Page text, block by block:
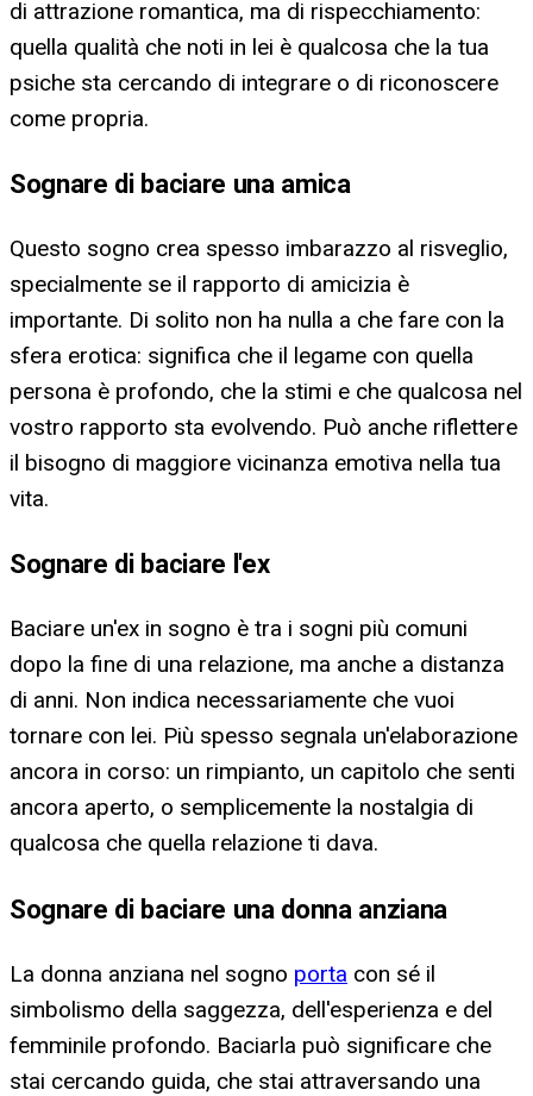
di attrazione romantica, ma di rispecchiamento:
quella qualità che noti in lei è qualcosa che la tua
psiche sta cercando di integrare o di riconoscere
come propria.
Sognare di baciare una amica
Questo sogno crea spesso imbarazzo al risveglio,
specialmente se il rapporto di amicizia è
importante. Di solito non ha nulla a che fare con la
sfera erotica: significa che il legame con quella
persona è profondo, che la stimi e che qualcosa nel
vostro rapporto sta evolvendo. Può anche riflettere
il bisogno di maggiore vicinanza emotiva nella tua
vita.
Sognare di baciare l'ex
Baciare un'ex in sogno è tra i sogni più comuni
dopo la fine di una relazione, ma anche a distanza
di anni. Non indica necessariamente che vuoi
tornare con lei. Più spesso segnala un'elaborazione
ancora in corso: un rimpianto, un capitolo che senti
ancora aperto, o semplicemente la nostalgia di
qualcosa che quella relazione ti dava.
Sognare di baciare una donna anziana
La donna anziana nel sogno porta con sé il
simbolismo della saggezza, dell'esperienza e del
femminile profondo. Baciarla può significare che
stai cercando guida, che stai attraversando una